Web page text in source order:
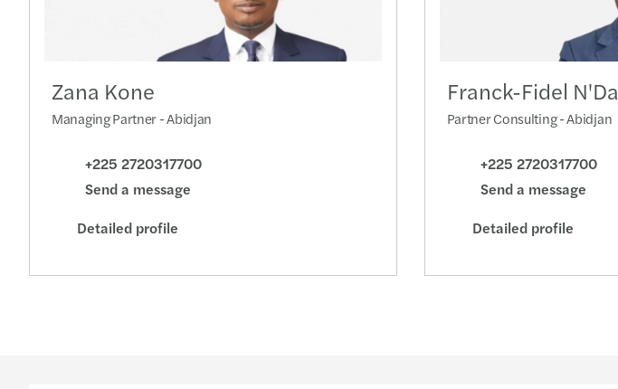
Zana Kone
Managing Partner - Abidjan
+225 2720317700
Send a message
Detailed profile
Franck-Fidel N'Da
Partner Consulting - Abidjan
+225 2720317700
Send a message
Detailed profile